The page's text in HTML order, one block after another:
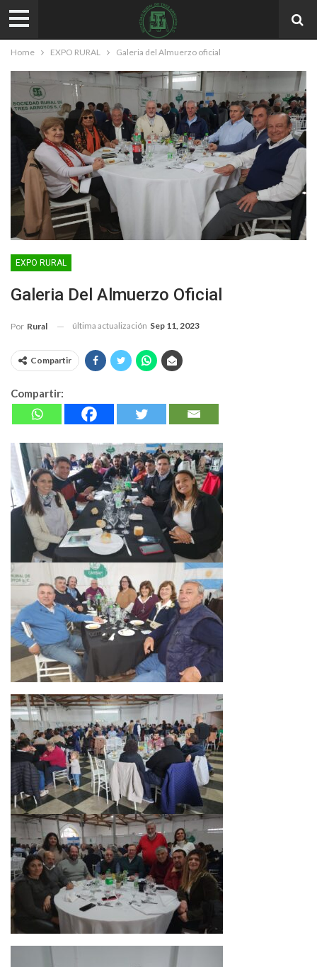
Home EXPO RURAL Galeria del Almuerzo oficial
EXPO RURAL
Galeria Del Almuerzo Oficial
Por Rural última actualización Sep 11, 2023
Compartir
Compartir: